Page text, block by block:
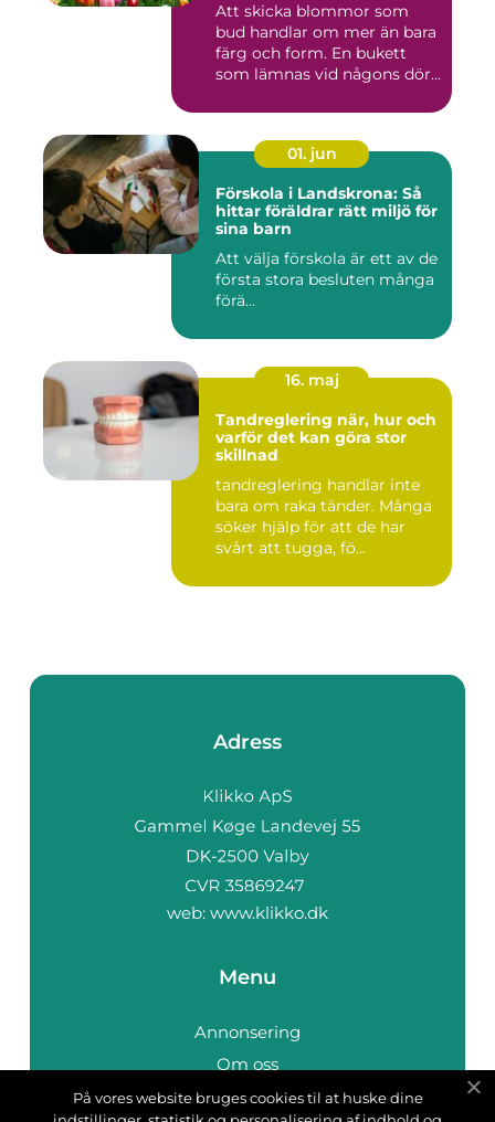
Att skicka blommor som
bud handlar om mer än bara
färg och form. En bukett
som lämnas vid någons dör...
01. jun
Förskola i Landskrona: Så
hittar föräldrar rätt miljö för
sina barn
Att välja förskola är ett av de
första stora besluten många
förä...
16. maj
Tandreglering när, hur och
varför det kan göra stor
skillnad
tandreglering handlar inte
bara om raka tänder. Många
söker hjälp för att de har
svårt att tugga, fö...
Adress
web: www.klikko.dk
Menu
Annonsering
Om oss
Cookies
På vores website bruges cookies til at huske dine